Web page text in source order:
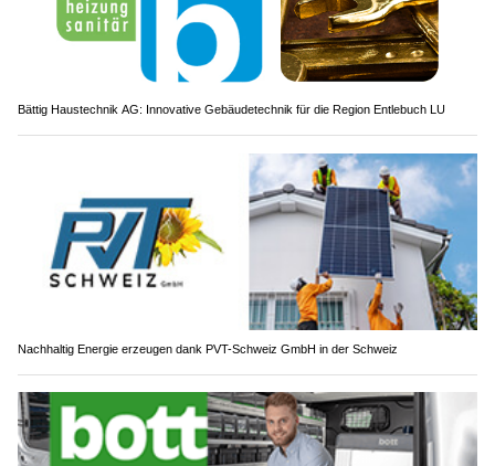
Bättig Haustechnik AG: Innovative Gebäudetechnik für die Region Entlebuch LU
Nachhaltig Energie erzeugen dank PVT-Schweiz GmbH in der Schweiz